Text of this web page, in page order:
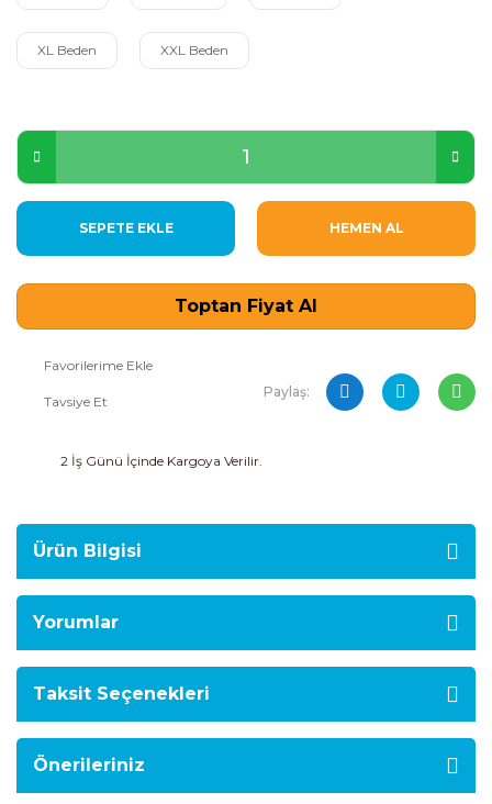
XL Beden XXL Beden
SEPETE EKLE HEMEN AL
Toptan Fiyat Al
Tavsiye Et
Paylaş:
2 İş Günü İçinde Kargoya Verilir.
Ürün Bilgisi
Yorumlar
Taksit Seçenekleri
Önerileriniz